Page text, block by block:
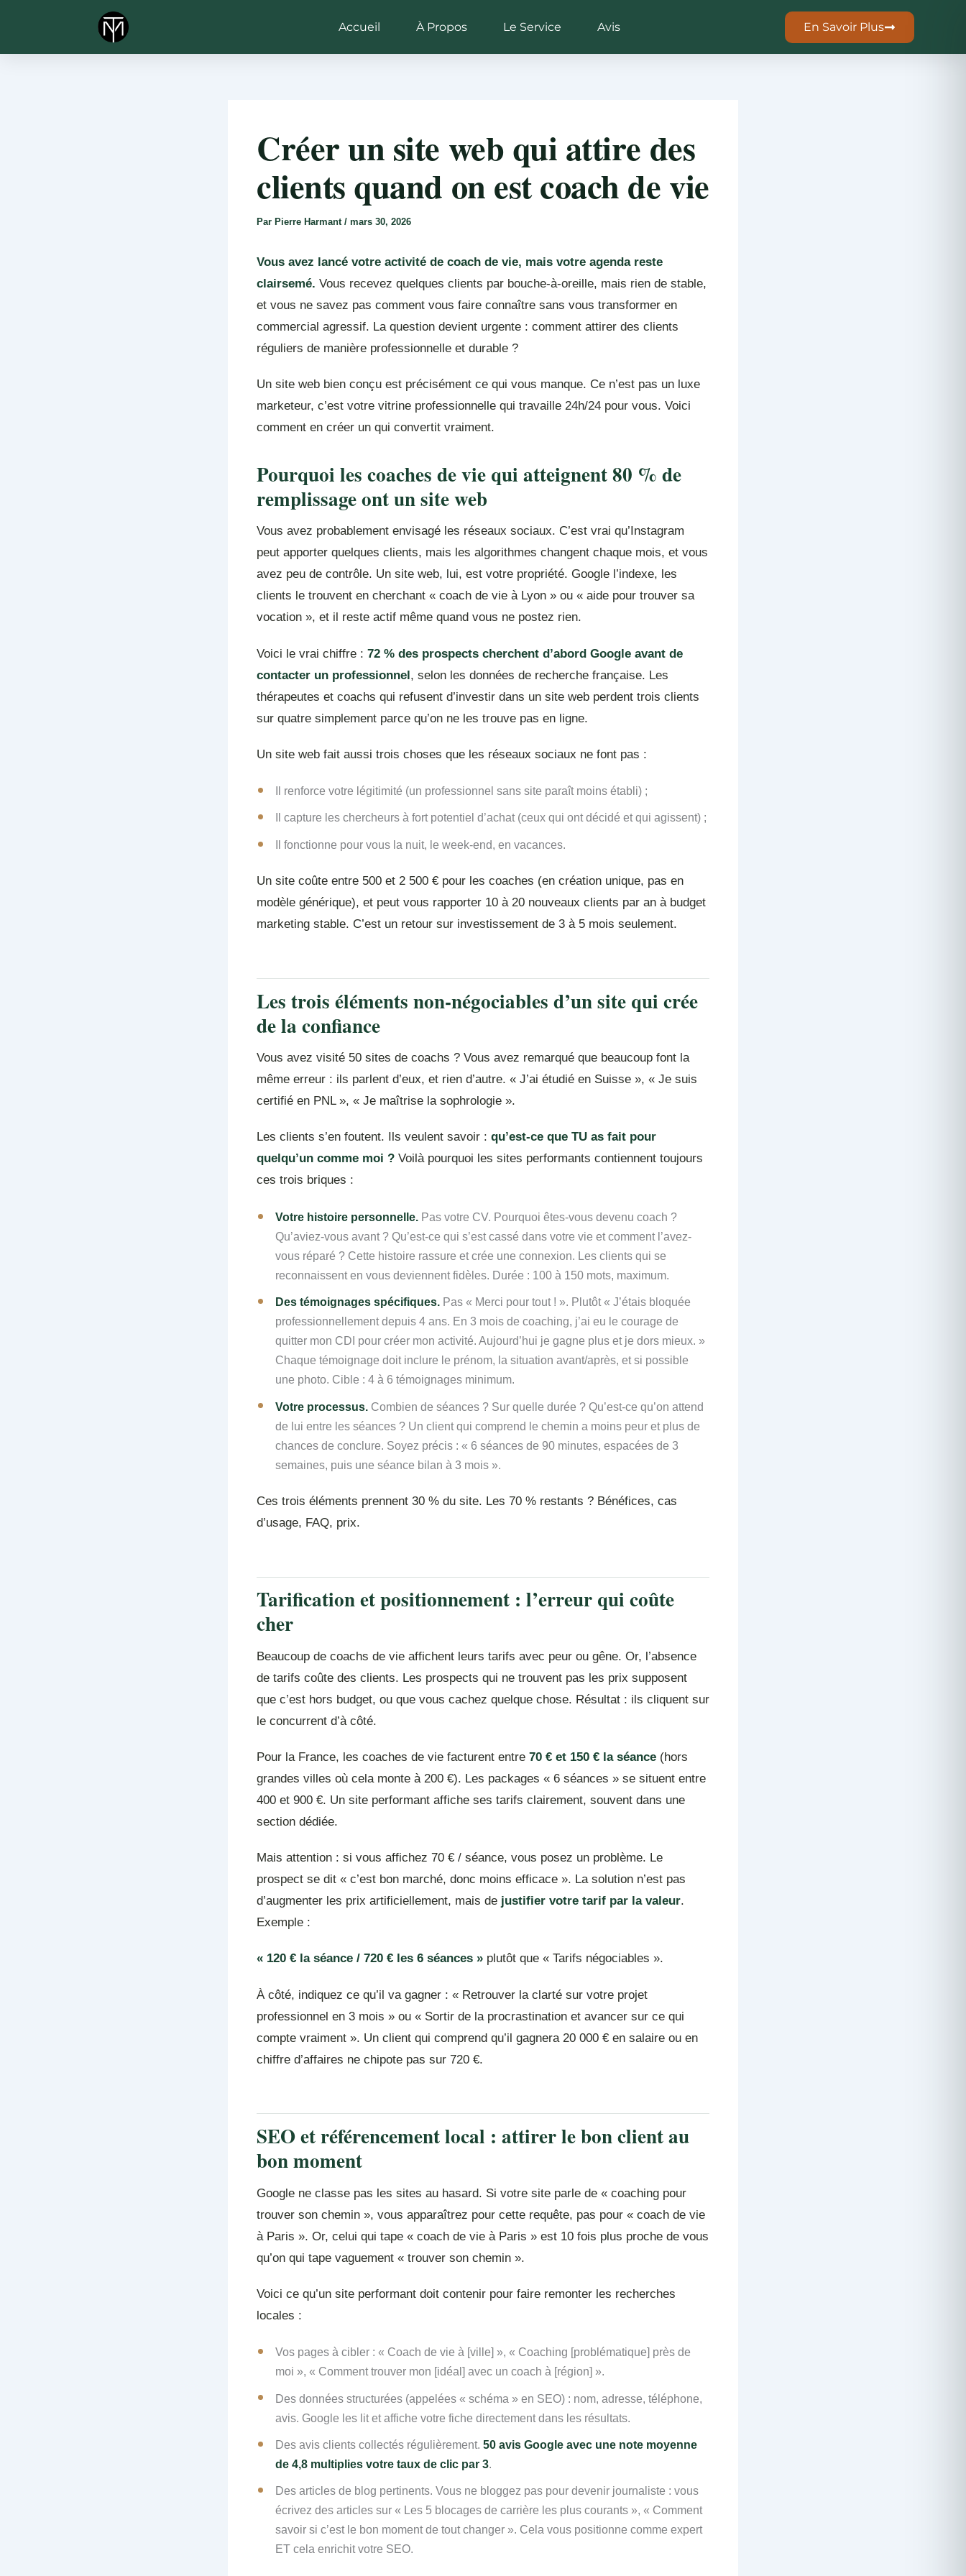
Accueil À Propos Le Service Avis En Savoir Plus
Créer un site web qui attire des
clients quand on est coach de vie
Par Pierre Harmant / mars 30, 2026
Vous avez lancé votre activité de coach de vie, mais votre agenda reste
clairsemé. Vous recevez quelques clients par bouche-à-oreille, mais rien de stable,
et vous ne savez pas comment vous faire connaître sans vous transformer en
commercial agressif. La question devient urgente : comment attirer des clients
réguliers de manière professionnelle et durable ?
Un site web bien conçu est précisément ce qui vous manque. Ce n’est pas un luxe
marketeur, c’est votre vitrine professionnelle qui travaille 24h/24 pour vous. Voici
comment en créer un qui convertit vraiment.
Pourquoi les coaches de vie qui atteignent 80 % de
remplissage ont un site web
Vous avez probablement envisagé les réseaux sociaux. C’est vrai qu’Instagram
peut apporter quelques clients, mais les algorithmes changent chaque mois, et vous
avez peu de contrôle. Un site web, lui, est votre propriété. Google l’indexe, les
clients le trouvent en cherchant « coach de vie à Lyon » ou « aide pour trouver sa
vocation », et il reste actif même quand vous ne postez rien.
Voici le vrai chiffre : 72 % des prospects cherchent d’abord Google avant de
contacter un professionnel, selon les données de recherche française. Les
thérapeutes et coachs qui refusent d’investir dans un site web perdent trois clients
sur quatre simplement parce qu’on ne les trouve pas en ligne.
Un site web fait aussi trois choses que les réseaux sociaux ne font pas :
Il renforce votre légitimité (un professionnel sans site paraît moins établi) ;
Il capture les chercheurs à fort potentiel d’achat (ceux qui ont décidé et qui agissent) ;
Il fonctionne pour vous la nuit, le week-end, en vacances.
Un site coûte entre 500 et 2 500 € pour les coaches (en création unique, pas en
modèle générique), et peut vous rapporter 10 à 20 nouveaux clients par an à budget
marketing stable. C’est un retour sur investissement de 3 à 5 mois seulement.
Les trois éléments non-négociables d’un site qui crée
de la confiance
Vous avez visité 50 sites de coachs ? Vous avez remarqué que beaucoup font la
même erreur : ils parlent d’eux, et rien d’autre. « J’ai étudié en Suisse », « Je suis
certifié en PNL », « Je maîtrise la sophrologie ».
Les clients s’en foutent. Ils veulent savoir : qu’est-ce que TU as fait pour
quelqu’un comme moi ? Voilà pourquoi les sites performants contiennent toujours
ces trois briques :
Votre histoire personnelle. Pas votre CV. Pourquoi êtes-vous devenu coach ?
Qu’aviez-vous avant ? Qu’est-ce qui s’est cassé dans votre vie et comment l’avez-
vous réparé ? Cette histoire rassure et crée une connexion. Les clients qui se
reconnaissent en vous deviennent fidèles. Durée : 100 à 150 mots, maximum.
Des témoignages spécifiques. Pas « Merci pour tout ! ». Plutôt « J’étais bloquée
professionnellement depuis 4 ans. En 3 mois de coaching, j’ai eu le courage de
quitter mon CDI pour créer mon activité. Aujourd’hui je gagne plus et je dors mieux. »
Chaque témoignage doit inclure le prénom, la situation avant/après, et si possible
une photo. Cible : 4 à 6 témoignages minimum.
Votre processus. Combien de séances ? Sur quelle durée ? Qu’est-ce qu’on attend
de lui entre les séances ? Un client qui comprend le chemin a moins peur et plus de
chances de conclure. Soyez précis : « 6 séances de 90 minutes, espacées de 3
semaines, puis une séance bilan à 3 mois ».
Ces trois éléments prennent 30 % du site. Les 70 % restants ? Bénéfices, cas
d’usage, FAQ, prix.
Tarification et positionnement : l’erreur qui coûte
cher
Beaucoup de coachs de vie affichent leurs tarifs avec peur ou gêne. Or, l’absence
de tarifs coûte des clients. Les prospects qui ne trouvent pas les prix supposent
que c’est hors budget, ou que vous cachez quelque chose. Résultat : ils cliquent sur
le concurrent d’à côté.
Pour la France, les coaches de vie facturent entre 70 € et 150 € la séance (hors
grandes villes où cela monte à 200 €). Les packages « 6 séances » se situent entre
400 et 900 €. Un site performant affiche ses tarifs clairement, souvent dans une
section dédiée.
Mais attention : si vous affichez 70 € / séance, vous posez un problème. Le
prospect se dit « c’est bon marché, donc moins efficace ». La solution n’est pas
d’augmenter les prix artificiellement, mais de justifier votre tarif par la valeur.
Exemple :
« 120 € la séance / 720 € les 6 séances » plutôt que « Tarifs négociables ».
À côté, indiquez ce qu’il va gagner : « Retrouver la clarté sur votre projet
professionnel en 3 mois » ou « Sortir de la procrastination et avancer sur ce qui
compte vraiment ». Un client qui comprend qu’il gagnera 20 000 € en salaire ou en
chiffre d’affaires ne chipote pas sur 720 €.
SEO et référencement local : attirer le bon client au
bon moment
Google ne classe pas les sites au hasard. Si votre site parle de « coaching pour
trouver son chemin », vous apparaîtrez pour cette requête, pas pour « coach de vie
à Paris ». Or, celui qui tape « coach de vie à Paris » est 10 fois plus proche de vous
qu’on qui tape vaguement « trouver son chemin ».
Voici ce qu’un site performant doit contenir pour faire remonter les recherches
locales :
Vos pages à cibler : « Coach de vie à [ville] », « Coaching [problématique] près de
moi », « Comment trouver mon [idéal] avec un coach à [région] ».
Des données structurées (appelées « schéma » en SEO) : nom, adresse, téléphone,
avis. Google les lit et affiche votre fiche directement dans les résultats.
Des avis clients collectés régulièrement. 50 avis Google avec une note moyenne
de 4,8 multiplies votre taux de clic par 3.
Des articles de blog pertinents. Vous ne bloggez pas pour devenir journaliste : vous
écrivez des articles sur « Les 5 blocages de carrière les plus courants », « Comment
savoir si c’est le bon moment de tout changer ». Cela vous positionne comme expert
ET cela enrichit votre SEO.